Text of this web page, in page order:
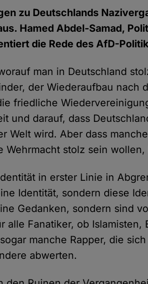
zu Deutschlands
Hamed Abdel-Samad,
die Rede des AfD-
man in Deutschland
der Wiederaufbau nach
friedliche
und darauf, dass
Welt wird. Aber dass
Wehrmacht stolz sein
in erster Linie in
Identität, sondern diese
Gedanken, sondern sind
alle Fanatiker, ob Islamisten,
manche Rapper, die
abwerten.